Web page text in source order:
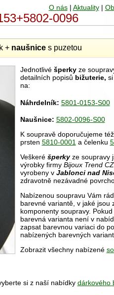
O nás| Aktuality|
0096
+ naušnices puzetou
Jednotlivé šperkyze
detailních popisů bižuterie,
na:
Náhrdelník: 5801-0153-S00
Naušnice: 5802-0096-S00
K soupravě doporučujeme
prsten 5810-0001a čelenku
Veškeréšperkyze soupravy
výrobky firmy Bijoux Trend
vyrobeny v Jablonci nad
zdravotně nezávadné
Nabízenou soupravu Vám
barevné variantě, v jaké jsou
komponenty soupravy.
barevná varianta není v
zapsat barevnou variaci do
nabízených barevných
Zobrazit všechny nabízené
si z naší nabídky dárkového